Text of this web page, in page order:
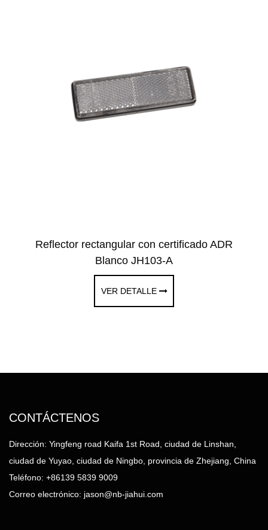
Reflector rectangular con certificado ADR
Blanco JH103-A
VER DETALLE
CONTÁCTENOS
Dirección: Yingfeng road Kaifa 1st Road, ciudad de Linshan,
ciudad de Yuyao, ciudad de Ningbo, provincia de Zhejiang, China
Teléfono: +86139 5839 9009
Correo electrónico: jason@nb-jiahui.com